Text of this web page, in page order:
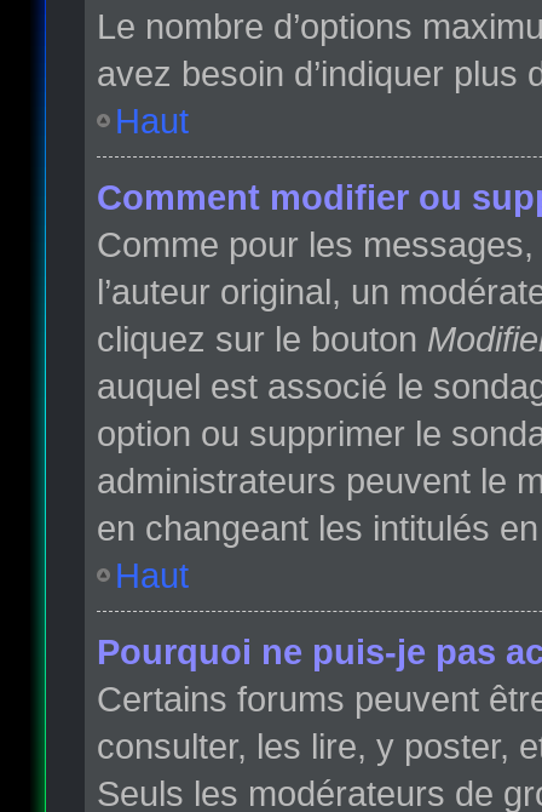
Le nombre d’options
avez besoin d’indiquer plus
Haut
Comment modifier ou
Comme pour les
l’auteur original, un
cliquez sur le bouton
auquel est associé le
option ou supprimer le
administrateurs peuvent le
en changeant les intitulés
Haut
Pourquoi ne puis-je pas
Certains forums peuvent
consulter, les lire, y poster,
Seuls les modérateurs de